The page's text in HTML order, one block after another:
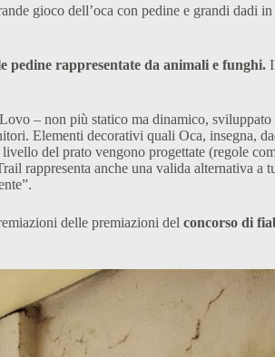
gioco dell’oca con pedine e grandi dadi
pedine rappresentate da animali e funghi.
– non più statico ma dinamico,
Elementi decorativi quali Oca, insegna,
del prato vengono progettate (regole
rappresenta anche una valida alternativa
delle premiazioni del concorso di